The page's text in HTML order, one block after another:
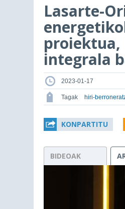
Lasarte-
proiektua,
integrala
2023-01-17
Tagak hiri-
KONPARTITU
BIDEOAK